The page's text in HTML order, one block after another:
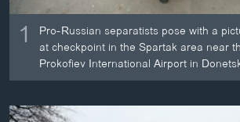
ສຽງ
ລາຍການກະຈາຍສຽງ
ຕິດຕາມພວກເຮົາ ທີ່
1
Pro-Russian separatists pose with a
at checkpoint in the Spartak area near
Prokofiev International Airport in